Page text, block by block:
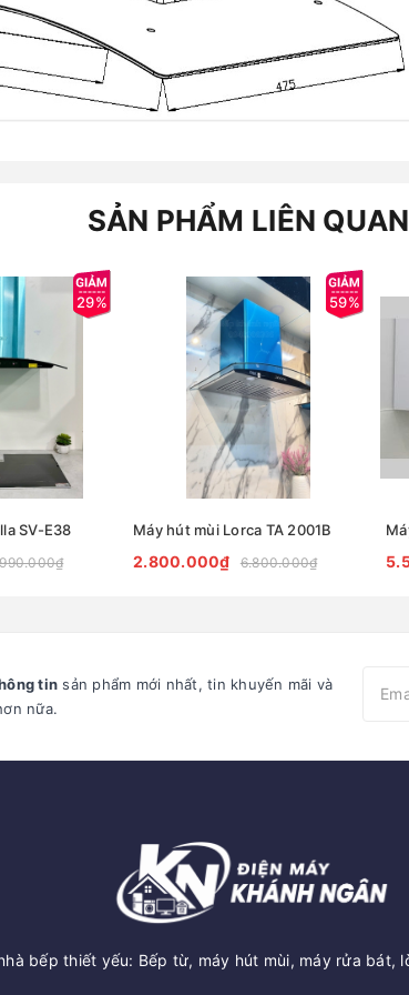
SẢN PHẨM LIÊN QUAN
29%
SV-E38
59%
Máy hút mùi Lorca TA 2001B
2.800.000₫ 6.800.000₫
tin sản phẩm mới nhất, tin khuyến mãi và
nữa.
bếp thiết yếu: Bếp từ, máy hút mùi, máy rửa bát,